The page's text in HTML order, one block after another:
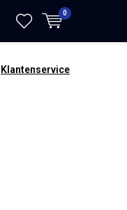
0
Klantenservice